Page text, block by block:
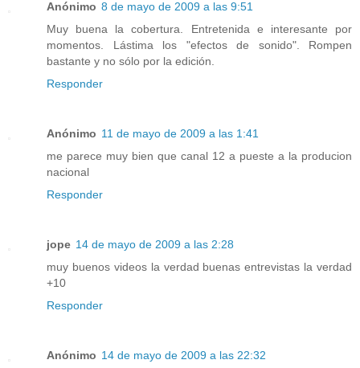
Anónimo 8 de mayo de 2009 a las 9:51
Muy buena la cobertura. Entretenida e interesante por
momentos. Lástima los "efectos de sonido". Rompen
bastante y no sólo por la edición.
Responder
Anónimo 11 de mayo de 2009 a las 1:41
me parece muy bien que canal 12 a pueste a la producion
nacional
Responder
jope 14 de mayo de 2009 a las 2:28
muy buenos videos la verdad buenas entrevistas la verdad
+10
Responder
Anónimo 14 de mayo de 2009 a las 22:32